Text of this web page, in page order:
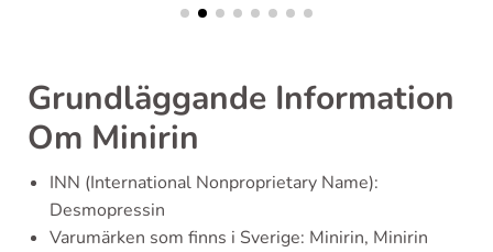
Grundläggande Information
Om Minirin
INN (International Nonproprietary Name):
Desmopressin
Varumärken som finns i Sverige: Minirin, Minirin